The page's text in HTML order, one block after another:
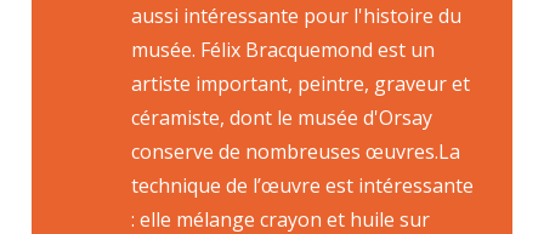
aussi intéressante pour l'histoire du
musée. Félix Bracquemond est un
artiste important, peintre, graveur et
céramiste, dont le musée d'Orsay
conserve de nombreuses œuvres.La
technique de l’œuvre est intéressante
: elle mélange crayon et huile sur